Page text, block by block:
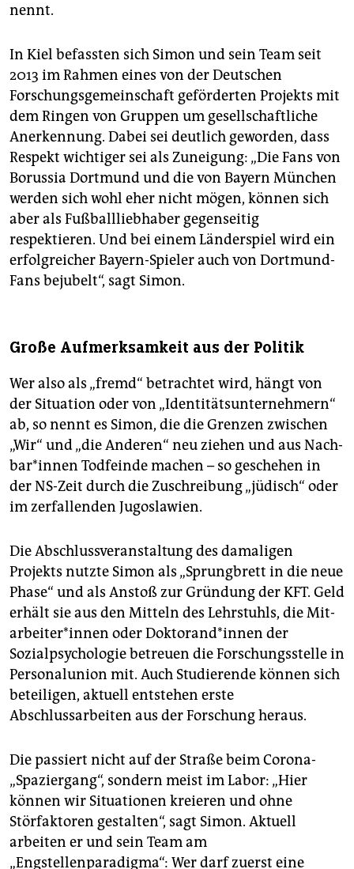
nennt.
In Kiel befassten sich Simon und sein Team seit
2013 im Rahmen eines von der Deutschen
Forschungsgemeinschaft geförderten Projekts mit
dem Ringen von Gruppen um gesellschaftliche
Anerkennung. Dabei sei deutlich geworden, dass
Respekt wichtiger sei als Zuneigung: „Die Fans von
Borussia Dortmund und die von Bayern München
werden sich wohl eher nicht mögen, können sich
aber als Fußballliebhaber gegenseitig
respektieren. Und bei einem Länderspiel wird ein
erfolgreicher Bayern-Spieler auch von Dortmund-
Fans bejubelt“, sagt Simon.
Große Aufmerksamkeit aus der Politik
Wer also als „fremd“ betrachtet wird, hängt von
der Situation oder von „Identitätsunternehmern“
ab, so nennt es Simon, die die Grenzen zwischen
„Wir“ und „die Anderen“ neu ziehen und aus Nach­
ba­r*in­nen Todfeinde machen – so geschehen in
der NS-Zeit durch die Zuschreibung „jüdisch“ oder
im zerfallenden Jugoslawien.
Die Abschlussveranstaltung des damaligen
Projekts nutzte Simon als „Sprungbrett in die neue
Phase“ und als Anstoß zur Gründung der KFT. Geld
erhält sie aus den Mitteln des Lehrstuhls, die Mit­
ar­bei­te­r*in­nen oder Dok­to­ran­d*in­nen der
Sozialpsychologie betreuen die Forschungsstelle in
Personalunion mit. Auch Studierende können sich
beteiligen, aktuell entstehen erste
Abschlussarbeiten aus der Forschung heraus.
Die passiert nicht auf der Straße beim Corona-
„Spaziergang“, sondern meist im Labor: „Hier
können wir Situationen kreieren und ohne
Störfaktoren gestalten“, sagt Simon. Aktuell
arbeiten er und sein Team am
„Engstellenparadigma“: Wer darf zuerst eine